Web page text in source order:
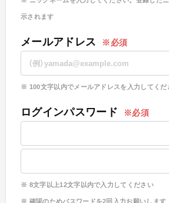
示されます
メールアドレス
100文字以内でメールアドレスを入力してくだ
ログインパスワード
8文字以上12文字以内で入力してください
確認のためパスワードを2回入力お願いします